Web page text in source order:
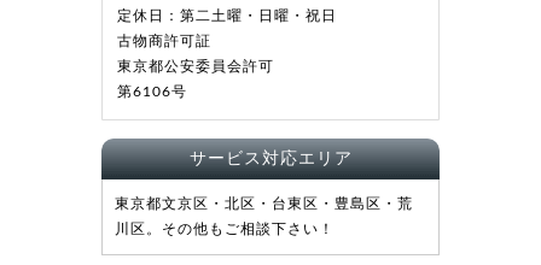
定休日：第二土曜・日曜・祝日
古物商許可証
東京都公安委員会許可
第6106号
サービス対応エリア
東京都文京区・北区・台東区・豊島区・荒
川区。その他もご相談下さい！